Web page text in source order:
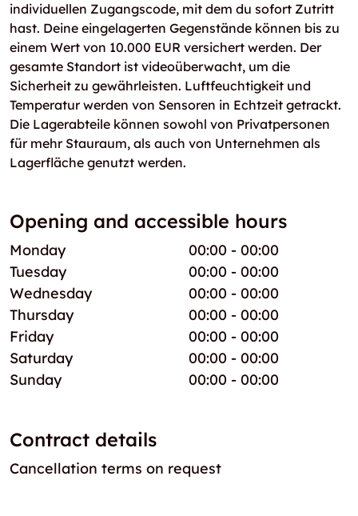
individuellen Zugangscode, mit dem du sofort Zutritt
hast. Deine eingelagerten Gegenstände können bis zu
einem Wert von 10.000 EUR versichert werden. Der
gesamte Standort ist videoüberwacht, um die
Sicherheit zu gewährleisten. Luftfeuchtigkeit und
Temperatur werden von Sensoren in Echtzeit getrackt.
Die Lagerabteile können sowohl von Privatpersonen
für mehr Stauraum, als auch von Unternehmen als
Lagerfläche genutzt werden.
Opening and accessible hours
Monday
00:00 - 00:00
Tuesday
00:00 - 00:00
Wednesday
00:00 - 00:00
Thursday
00:00 - 00:00
Friday
00:00 - 00:00
Saturday
00:00 - 00:00
Sunday
00:00 - 00:00
Contract details
Cancellation terms on request